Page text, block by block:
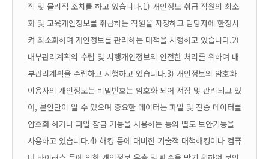
적 및 물리적 조치를 하고 있습니다.1) 개인정보 취급 직원의 최소
화 및 교육개인정보를 취급하는 직원을 지정하고 담당자에 한정시
켜 최소화하여 개인정보를 관리하는 대책을 시행하고 있습니다.2)
내부관리계획의 수립 및 시행개인정보의 안전한 처리를 위하여 내
부관리계획을 수립하고 시행하고 있습니다.3) 개인정보의 암호화
이용자의 개인정보는 비밀번호는 암호화 되어 저장 및 관리되고 있
어, 본인만이 알 수 있으며 중요한 데이터는 파일 및 전송 데이터를
암호화 하거나 파일 잠금 기능을 사용하는 등의 별도 보안기능을
사용하고 있습니다.4) 해킹 등에 대비한 기술적 대책해킹이나 컴퓨